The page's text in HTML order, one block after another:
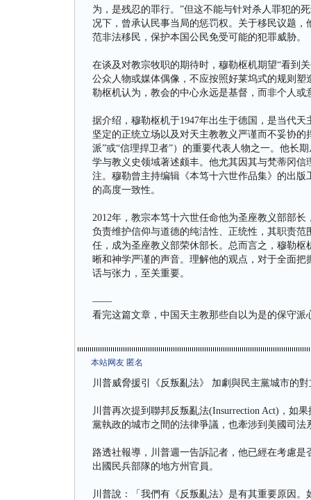
为，是残忍的罪行。”但这不能与针对杀人罪犯的
况下，曾承认民事当局的惩罚权。关于移民议题
范非法移民，保护本国公民免受可能的犯罪威胁。
在谈及对教宗牧职的期待时，穆勒枢机期望“看到
公众人物或媒体偶像，不应按照好莱坞式的规则
勒枢机认为，教会的中心永远是基督，而非个人或
据介绍，穆勒枢机于1947年出生于德国，是当代
坚定的正统立场以及对天主教教义严谨而不妥协
派”或“信理捍卫者”）的重要代表人物之一。他长
学与教义史领域著述颇丰。他尤其因其与梵蒂冈
注。穆勒曾主持编辑《本笃十六世作品集》的出
的高度一致性。
2012年，教宗本笃十六世任命他为圣座教义部部
负责维护信仰与道德的纯洁性、正统性，其职责
任，成为圣座教义部荣休部长。总而言之，穆勒
晰和神学严谨的声音。理解他的观点，对于全面
话与张力，至关重要。
——
看完这篇文章，中国天主教那些自以为是的保守派
本站网友 匿名
川普威脅援引《反叛亂法》 加劇與民主黨城市的對
川普再次提到聯邦反叛亂法(Insurrection Act)，如
黨執政的城市之間的法律爭議，也牽涉到美國司法
路透社報導，川普週一告訴記者，他已經在考慮
出國民兵部隊的地方州官員。
川普說：「我們有《反叛亂法》是有其重要原因